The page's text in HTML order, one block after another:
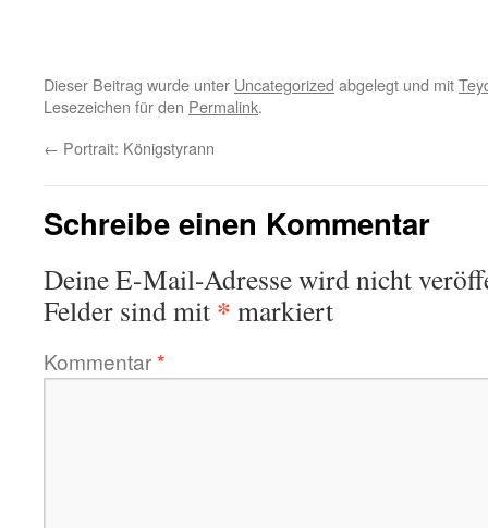
Dieser Beitrag wurde unter Uncategorized abgelegt und mit
Lesezeichen für den Permalink.
← Portrait: Königstyrann
Schreibe einen Kommentar
Deine E-Mail-Adresse wird nicht
Felder sind mit * markiert
Kommentar*